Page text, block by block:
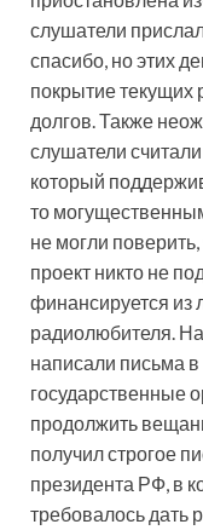
слушатели
спасибо, но этих
покрытие текущих
долгов. Также
слушатели
который
то
не могли
проект никто не
финансируется из
радиолюбителя.
написали письма
государственные
продолжить
получил строгое
президента РФ, в
требовалось дать